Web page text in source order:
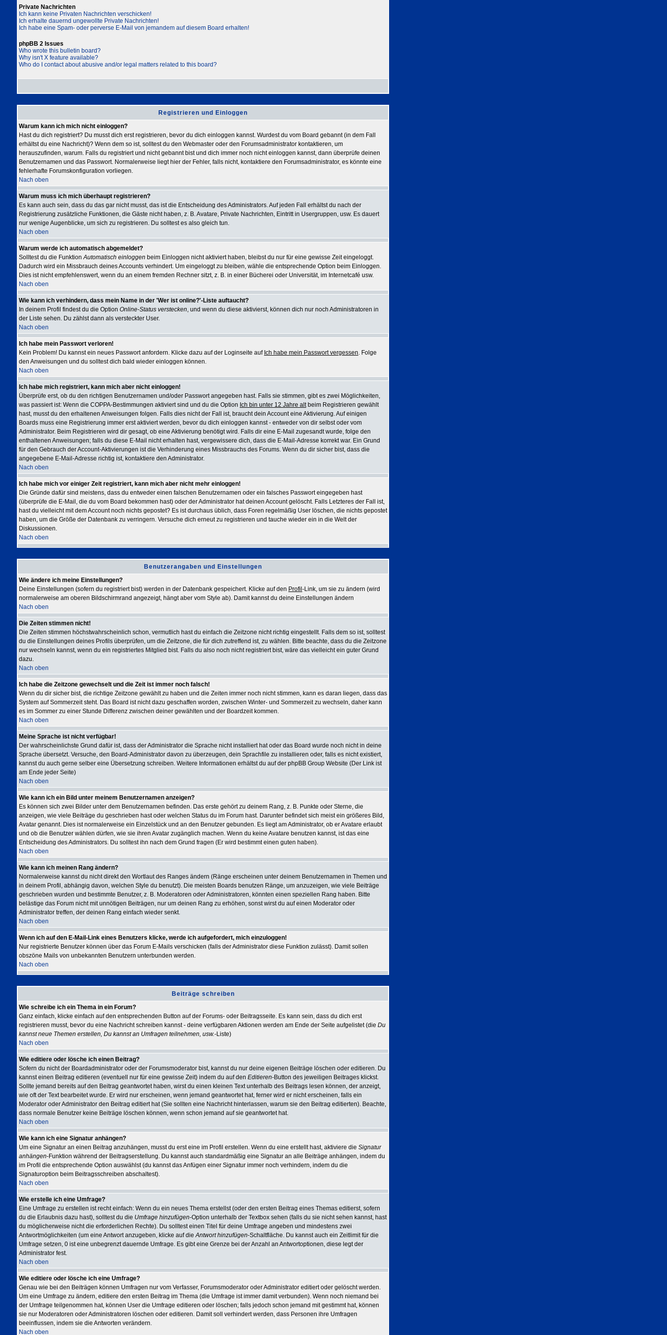
Private Nachrichten
Ich kann keine Privaten Nachrichten verschicken!
Ich erhalte dauernd ungewollte Private Nachrichten!
Ich habe eine Spam- oder perverse E-Mail von jemandem auf diesem Board erhalten!
phpBB 2 Issues
Who wrote this bulletin board?
Why isn't X feature available?
Who do I contact about abusive and/or legal matters related to this board?
Registrieren und Einloggen
Warum kann ich mich nicht einloggen?
Hast du dich registriert? Du musst dich erst registrieren, bevor du dich einloggen kannst. Wurdest du vom Board gebannt (in dem Fall
erhältst du eine Nachricht)? Wenn dem so ist, solltest du den Webmaster oder den Forumsadministrator kontaktieren, um
herauszufinden, warum. Falls du registriert und nicht gebannt bist und dich immer noch nicht einloggen kannst, dann überprüfe deinen
Benutzernamen und das Passwort. Normalerweise liegt hier der Fehler, falls nicht, kontaktiere den Forumsadministrator, es könnte eine
fehlerhafte Forumskonfiguration vorliegen.
Nach oben
Warum muss ich mich überhaupt registrieren?
Es kann auch sein, dass du das gar nicht musst, das ist die Entscheidung des Administrators. Auf jeden Fall erhältst du nach der
Registrierung zusätzliche Funktionen, die Gäste nicht haben, z. B. Avatare, Private Nachrichten, Eintritt in Usergruppen, usw. Es dauert
nur wenige Augenblicke, um sich zu registrieren. Du solltest es also gleich tun.
Nach oben
Warum werde ich automatisch abgemeldet?
Solltest du die FunktionAutomatisch einloggen beim Einloggen nicht aktiviert haben, bleibst du nur für eine gewisse Zeit eingeloggt.
Dadurch wird ein Missbrauch deines Accounts verhindert. Um eingeloggt zu bleiben, wähle die entsprechende Option beim Einloggen.
Dies ist nicht empfehlenswert, wenn du an einem fremden Rechner sitzt, z. B. in einer Bücherei oder Universität, im Internetcafé usw.
Nach oben
Wie kann ich verhindern, dass mein Name in der 'Wer ist online?'-Liste auftaucht?
In deinem Profil findest du die Option Online-Status verstecken, und wenn du diese aktivierst, können dich nur noch Administratoren in
der Liste sehen. Du zählst dann als versteckter User.
Nach oben
Ich habe mein Passwort verloren!
Kein Problem! Du kannst ein neues Passwort anfordern. Klicke dazu auf der Loginseite auf Ich habe mein Passwort vergessen. Folge
den Anweisungen und du solltest dich bald wieder einloggen können.
Nach oben
Ich habe mich registriert, kann mich aber nicht einloggen!
Überprüfe erst, ob du den richtigen Benutzernamen und/oder Passwort angegeben hast. Falls sie stimmen, gibt es zwei Möglichkeiten,
was passiert ist: Wenn die COPPA-Bestimmungen aktiviert sind und du die Option Ich bin unter 12 Jahre altbeim Registrieren gewählt
hast, musst du den erhaltenen Anweisungen folgen. Falls dies nicht der Fall ist, braucht dein Account eine Aktivierung. Auf einigen
Boards muss eine Registrierung immer erst aktiviert werden, bevor du dich einloggen kannst - entweder von dir selbst oder vom
Administrator. Beim Registrieren wird dir gesagt, ob eine Aktivierung benötigt wird. Falls dir eine E-Mail zugesandt wurde, folge den
enthaltenen Anweisungen; falls du diese E-Mail nicht erhalten hast, vergewissere dich, dass die E-Mail-Adresse korrekt war. Ein Grund
für den Gebrauch der Account-Aktivierungen ist die Verhinderung eines Missbrauchs des Forums. Wenn du dir sicher bist, dass die
angegebene E-Mail-Adresse richtig ist, kontaktiere den Administrator.
Nach oben
Ich habe mich vor einiger Zeit registriert, kann mich aber nicht mehr einloggen!
Die Gründe dafür sind meistens, dass du entweder einen falschen Benutzernamen oder ein falsches Passwort eingegeben hast
(überprüfe die E-Mail, die du vom Board bekommen hast) oder der Administrator hat deinen Account gelöscht. Falls Letzteres der Fall ist,
hast du vielleicht mit dem Account noch nichts gepostet? Es ist durchaus üblich, dass Foren regelmäßig User löschen, die nichts gepostet
haben, um die Größe der Datenbank zu verringern. Versuche dich erneut zu registrieren und tauche wieder ein in die Welt der
Diskussionen.
Nach oben
Benutzerangaben und Einstellungen
Wie ändere ich meine Einstellungen?
Deine Einstellungen (sofern du registriert bist) werden in der Datenbank gespeichert. Klicke auf den Profil -Link, um sie zu ändern (wird
normalerweise am oberen Bildschirmrand angezeigt, hängt aber vom Style ab). Damit kannst du deine Einstellungen ändern
Nach oben
Die Zeiten stimmen nicht!
Die Zeiten stimmen höchstwahrscheinlich schon, vermutlich hast du einfach die Zeitzone nicht richtig eingestellt. Falls dem so ist, solltest
du die Einstellungen deines Profils überprüfen, um die Zeitzone, die für dich zutreffend ist, zu wählen. Bitte beachte, dass du die Zeitzone
nur wechseln kannst, wenn du ein registriertes Mitglied bist. Falls du also noch nicht registriert bist, wäre das vielleicht ein guter Grund
dazu.
Nach oben
Ich habe die Zeitzone gewechselt und die Zeit ist immer noch falsch!
Wenn du dir sicher bist, die richtige Zeitzone gewählt zu haben und die Zeiten immer noch nicht stimmen, kann es daran liegen, dass das
System auf Sommerzeit steht. Das Board ist nicht dazu geschaffen worden, zwischen Winter- und Sommerzeit zu wechseln, daher kann
es im Sommer zu einer Stunde Differenz zwischen deiner gewählten und der Boardzeit kommen.
Nach oben
Meine Sprache ist nicht verfügbar!
Der wahrscheinlichste Grund dafür ist, dass der Administrator die Sprache nicht installiert hat oder das Board wurde noch nicht in deine
Sprache übersetzt. Versuche, den Board-Administrator davon zu überzeugen, dein Sprachfile zu installieren oder, falls es nicht existiert,
kannst du auch gerne selber eine Übersetzung schreiben. Weitere Informationen erhältst du auf der phpBB Group Website (Der Link ist
am Ende jeder Seite)
Nach oben
Wie kann ich ein Bild unter meinem Benutzernamen anzeigen?
Es können sich zwei Bilder unter dem Benutzernamen befinden. Das erste gehört zu deinem Rang, z. B. Punkte oder Sterne, die
anzeigen, wie viele Beiträge du geschrieben hast oder welchen Status du im Forum hast. Darunter befindet sich meist ein größeres Bild,
Avatar genannt. Dies ist normalerweise ein Einzelstück und an den Benutzer gebunden. Es liegt am Administrator, ob er Avatare erlaubt
und ob die Benutzer wählen dürfen, wie sie ihren Avatar zugänglich machen. Wenn du keine Avatare benutzen kannst, ist das eine
Entscheidung des Administrators. Du solltest ihn nach dem Grund fragen (Er wird bestimmt einen guten haben).
Nach oben
Wie kann ich meinen Rang ändern?
Normalerweise kannst du nicht direkt den Wortlaut des Ranges ändern (Ränge erscheinen unter deinem Benutzernamen in Themen und
in deinem Profil, abhängig davon, welchen Style du benutzt). Die meisten Boards benutzen Ränge, um anzuzeigen, wie viele Beiträge
geschrieben wurden und bestimmte Benutzer, z. B. Moderatoren oder Administratoren, könnten einen speziellen Rang haben. Bitte
belästige das Forum nicht mit unnötigen Beiträgen, nur um deinen Rang zu erhöhen, sonst wirst du auf einen Moderator oder
Administrator treffen, der deinen Rang einfach wieder senkt.
Nach oben
Wenn ich auf den E-Mail-Link eines Benutzers klicke, werde ich aufgefordert, mich einzuloggen!
Nur registrierte Benutzer können über das Forum E-Mails verschicken (falls der Administrator diese Funktion zulässt). Damit sollen
obszöne Mails von unbekannten Benutzern unterbunden werden.
Nach oben
Beiträge schreiben
Wie schreibe ich ein Thema in ein Forum?
Ganz einfach, klicke einfach auf den entsprechenden Button auf der Forums- oder Beitragsseite. Es kann sein, dass du dich erst
registrieren musst, bevor du eine Nachricht schreiben kannst - deine verfügbaren Aktionen werden am Ende der Seite aufgelistet (die Du
kannst neue Themen erstellen, Du kannst an Umfragen teilnehmen, usw.-Liste)
Nach oben
Wie editiere oder lösche ich einen Beitrag?
Sofern du nicht der Boardadministrator oder der Forumsmoderator bist, kannst du nur deine eigenen Beiträge löschen oder editieren. Du
kannst einen Beitrag editieren (eventuell nur für eine gewisse Zeit) indem du auf den Editieren-Button des jeweiligen Beitrages klickst.
Sollte jemand bereits auf den Beitrag geantwortet haben, wirst du einen kleinen Text unterhalb des Beitrags lesen können, der anzeigt,
wie oft der Text bearbeitet wurde. Er wird nur erscheinen, wenn jemand geantwortet hat, ferner wird er nicht erscheinen, falls ein
Moderator oder Administrator den Beitrag editiert hat (Sie sollten eine Nachricht hinterlassen, warum sie den Beitrag editierten). Beachte,
dass normale Benutzer keine Beiträge löschen können, wenn schon jemand auf sie geantwortet hat.
Nach oben
Wie kann ich eine Signatur anhängen?
Um eine Signatur an einen Beitrag anzuhängen, musst du erst eine im Profil erstellen. Wenn du eine erstellt hast, aktiviere die Signatur
anhängen-Funktion während der Beitragserstellung. Du kannst auch standardmäßig eine Signatur an alle Beiträge anhängen, indem du
im Profil die entsprechende Option auswählst (du kannst das Anfügen einer Signatur immer noch verhindern, indem du die
Signaturoption beim Beitragsschreiben abschaltest).
Nach oben
Wie erstelle ich eine Umfrage?
Eine Umfrage zu erstellen ist recht einfach: Wenn du ein neues Thema erstellst (oder den ersten Beitrag eines Themas editierst, sofern
du die Erlaubnis dazu hast), solltest du die Umfrage hinzufügen-Option unterhalb der Textbox sehen (falls du sie nicht sehen kannst, hast
du möglicherweise nicht die erforderlichen Rechte). Du solltest einen Titel für deine Umfrage angeben und mindestens zwei
Antwortmöglichkeiten (um eine Antwort anzugeben, klicke auf dieAntwort hinzufügen-Schaltfläche. Du kannst auch ein Zeitlimit für die
Umfrage setzen, 0 ist eine unbegrenzt dauernde Umfrage. Es gibt eine Grenze bei der Anzahl an Antwortoptionen, diese legt der
Administrator fest.
Nach oben
Wie editiere oder lösche ich eine Umfrage?
Genau wie bei den Beiträgen können Umfragen nur vom Verfasser, Forumsmoderator oder Administrator editiert oder gelöscht werden.
Um eine Umfrage zu ändern, editiere den ersten Beitrag im Thema (die Umfrage ist immer damit verbunden). Wenn noch niemand bei
der Umfrage teilgenommen hat, können User die Umfrage editieren oder löschen; falls jedoch schon jemand mit gestimmt hat, können
sie nur Moderatoren oder Administratoren löschen oder editieren. Damit soll verhindert werden, dass Personen ihre Umfragen
beeinflussen, indem sie die Antworten verändern.
Nach oben